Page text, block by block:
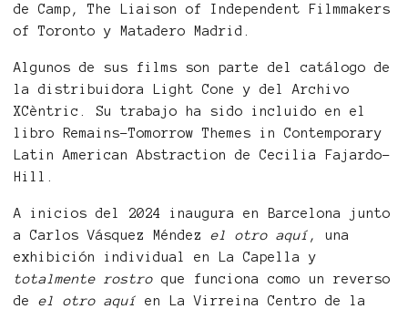
de Camp, The Liaison of Independent Filmmakers
of Toronto y Matadero Madrid.
Algunos de sus films son parte del catálogo de
la distribuidora Light Cone y del Archivo
XCèntric. Su trabajo ha sido incluido en el
libro Remains–Tomorrow Themes in Contemporary
Latin American Abstraction de Cecilia Fajardo-
Hill.
A inicios del 2024 inaugura en Barcelona junto
a Carlos Vásquez Méndez el otro aquí , una
exhibición individual en La Capella y
totalmente rostro que funciona como un reverso
de el otro aquí en La Virreina Centro de la